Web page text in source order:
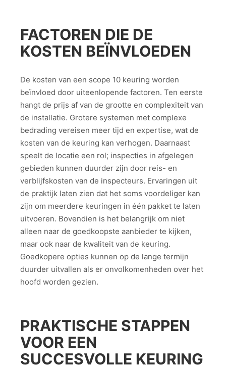
FACTOREN DIE DE
KOSTEN BEÏNVLOEDEN
De kosten van een scope 10 keuring worden
beïnvloed door uiteenlopende factoren. Ten eerste
hangt de prijs af van de grootte en complexiteit van
de installatie. Grotere systemen met complexe
bedrading vereisen meer tijd en expertise, wat de
kosten van de keuring kan verhogen. Daarnaast
speelt de locatie een rol; inspecties in afgelegen
gebieden kunnen duurder zijn door reis- en
verblijfskosten van de inspecteurs. Ervaringen uit
de praktijk laten zien dat het soms voordeliger kan
zijn om meerdere keuringen in één pakket te laten
uitvoeren. Bovendien is het belangrijk om niet
alleen naar de goedkoopste aanbieder te kijken,
maar ook naar de kwaliteit van de keuring.
Goedkopere opties kunnen op de lange termijn
duurder uitvallen als er onvolkomenheden over het
hoofd worden gezien.
PRAKTISCHE STAPPEN
VOOR EEN
SUCCESVOLLE KEURING